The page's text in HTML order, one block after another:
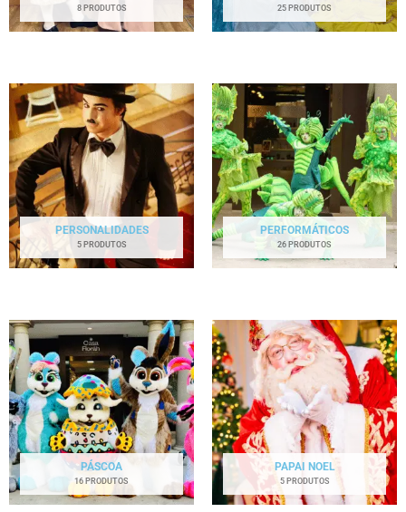
8 PRODUTOS 25 PRODUTOS
PERSONALIDADES
5 PRODUTOS
PERFORMÁTICOS
26 PRODUTOS
PÁSCOA
16 PRODUTOS
PAPAI NOEL
5 PRODUTOS